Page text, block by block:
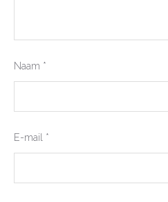
Naam *
E-mail *